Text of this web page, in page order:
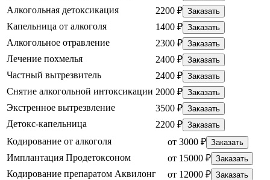
Алкогольная детоксикация 2200 ₽ Заказать
Капельница от алкоголя 1400 ₽ Заказать
Алкогольное отравление 2300 ₽ Заказать
Лечение похмелья 2400 ₽ Заказать
Частный вытрезвитель 2400 ₽ Заказать
Снятие алкогольной интоксикации 2000 ₽ Заказать
Экстренное вытрезвление 3500 ₽ Заказать
Детокс-капельница 2200 ₽ Заказать
Кодирование от алкоголя от 3000 ₽ Заказать
Имплантация Продетоксоном от 15000 ₽ Заказать
Кодирование препаратом Аквилонг от 12000 ₽ Заказать